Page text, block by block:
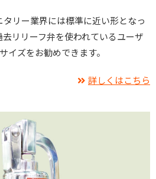
リー業界には標準に近い形となっ
リリーフ弁を使われているユーザ
イズをお勧めできます。
詳しくはこちら